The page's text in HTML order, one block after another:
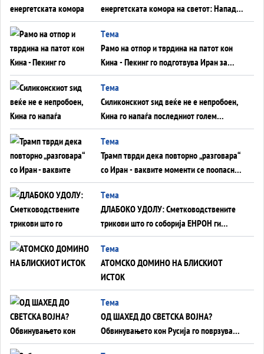
енергетската комора на светот: Нападот
во Суец најавува глобален енергетски
инфаркт?
Tема
Рамо на отпор и тврдина на патот кон
Кина - Пекинг го подготвува Иран за
американска копнена инвазија
Tема
Силиконскиот ѕид веќе не е непробоен,
Кина го напаѓа последниот голем
монопол на Западот?
Tема
Трамп тврди дека повторно „разговара“
со Иран - ваквите моменти се поопасни
од отворените закани
Tема
ДЛАБОКО УДОЛУ: Сметководствените
трикови што го соборија ЕНРОН ги
применуваат гигантите за ВИ
Tема
АТОМСКО ДОМИНО НА БЛИСКИОТ
ИСТОК
Tема
ОД ШАХЕД ДО СВЕТСКА ВОЈНА?
Обвинувањето кон Русија го поврзува
Блискиот Исток со украинското бојно